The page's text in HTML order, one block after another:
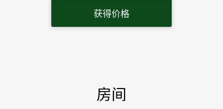
Приезжайте и ощутите атмосферу уюта и гостеприимства в
King Plaza Hotel – вашем доме в Ташкенте.
获得价格
房间